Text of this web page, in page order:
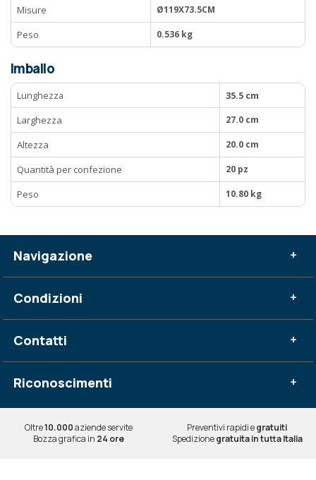
Misure
Ø119X73.5CM
Peso 0.536 kg
Imballo
Lunghezza
35.5 cm
Larghezza
27.0 cm
Altezza 20.0 cm
Quantità per confezione 20 pz
Peso 10.80 kg
Navigazione +
Condizioni +
Contatti +
Riconoscimenti +
Oltre10.000aziende servite Preventivi rapidi egratuiti
Bozza grafica in 24 ore Spedizionegratuita in tutta Italia